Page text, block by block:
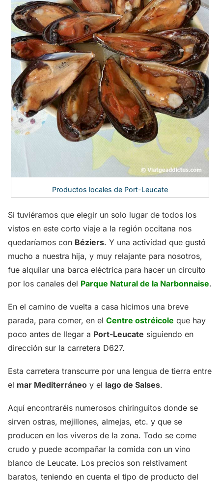
Productos locales de Port-Leucate
Si tuviéramos que elegir un solo lugar de todos los
vistos en este corto viaje a la región occitana nos
quedaríamos con Béziers. Y una actividad que gustó
mucho a nuestra hija, y muy relajante para nosotros,
fue alquilar una barca eléctrica para hacer un circuito
por los canales del Parque Natural de la Narbonnaise.
En el camino de vuelta a casa hicimos una breve
parada, para comer, en el Centre ostréicole que hay
poco antes de llegar a Port-Leucate siguiendo en
dirección sur la carretera D627.
Esta carretera transcurre por una lengua de tierra entre
el mar Mediterráneo y el lago de Salses.
Aquí encontraréis numerosos chiringuitos donde se
sirven ostras, mejillones, almejas, etc. y que se
producen en los viveros de la zona. Todo se come
crudo y puede acompañar la comida con un vino
blanco de Leucate. Los precios son relstivament
baratos, teniendo en cuenta el tipo de producto del